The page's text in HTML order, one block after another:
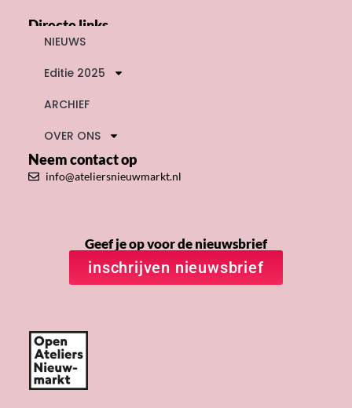
Directe links
NIEUWS
Editie 2025
ARCHIEF
OVER ONS
Neem contact op
info@ateliersnieuwmarkt.nl
Geef je op voor de nieuwsbrief
inschrijven nieuwsbrief